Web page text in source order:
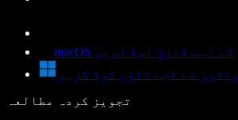
macOS کے لیے ڈاؤن لوڈ کریں
ونڈوز کے لیے ڈاؤن لوڈ کریں
تجویز کردہ مطالعہ